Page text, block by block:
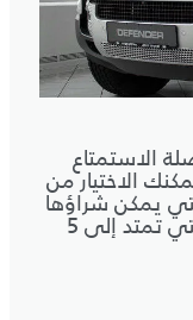
الاستمتاع
الاختيار من
يمكن شراؤها
إضافة إلى فترة الضمان الأصلي التي تمتد إلى 5